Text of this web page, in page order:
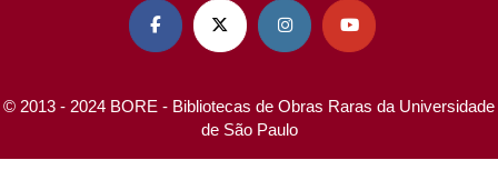
   
© 2013 - 2024 BORE - Bibliotecas de Obras Raras da Universidade
de São Paulo